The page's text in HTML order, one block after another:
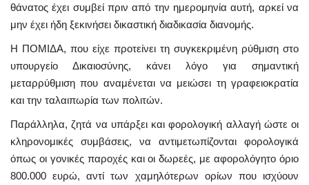
θάνατος έχει συμβεί πριν από την ημερομηνία αυτή, αρκεί να
μην έχει ήδη ξεκινήσει δικαστική διαδικασία διανομής.
Η ΠΟΜΙΔΑ, που είχε προτείνει τη συγκεκριμένη ρύθμιση στο
υπουργείο Δικαιοσύνης, κάνει λόγο για σημαντική
μεταρρύθμιση που αναμένεται να μειώσει τη γραφειοκρατία
και την ταλαιπωρία των πολιτών.
Παράλληλα, ζητά να υπάρξει και φορολογική αλλαγή ώστε οι
κληρονομικές συμβάσεις, να αντιμετωπίζονται φορολογικά
όπως οι γονικές παροχές και οι δωρεές, με αφορολόγητο όριο
800.000 ευρώ, αντί των χαμηλότερων ορίων που ισχύουν